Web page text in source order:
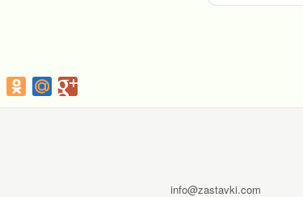
info@zastavki.com